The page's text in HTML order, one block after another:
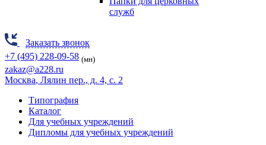
служб
Заказать звонок
+7 (495) 228-09-58 (мн)
zakaz@a228.ru
Москва, Лялин пер., д. 4, с. 2
Типография
Каталог
Для учебных учреждений
Дипломы для учебных учреждений